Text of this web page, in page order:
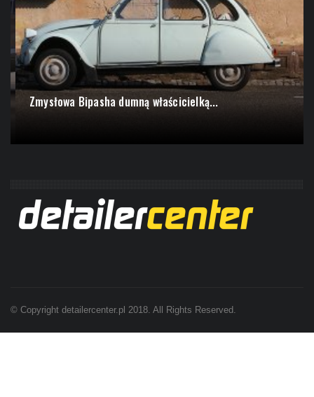
Zmysłowa Bipasha dumną właścicielką...
© Copyright detailercenter.pl 2018. All Rights Reserved.